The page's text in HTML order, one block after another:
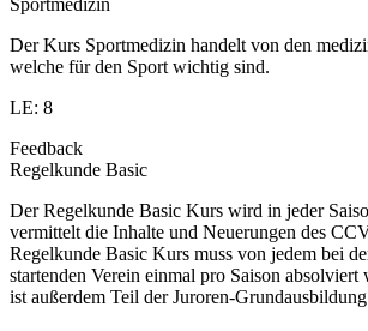
Sportmedizin
Der Kurs Sportmedizin handelt von den
welche für den Sport wichtig sind.
LE: 8
Feedback
Regelkunde Basic
Der Regelkunde Basic Kurs wird in jeder
vermittelt die Inhalte und Neuerungen des
Regelkunde Basic Kurs muss von jedem bei
startenden Verein einmal pro Saison
ist außerdem Teil der Juroren-